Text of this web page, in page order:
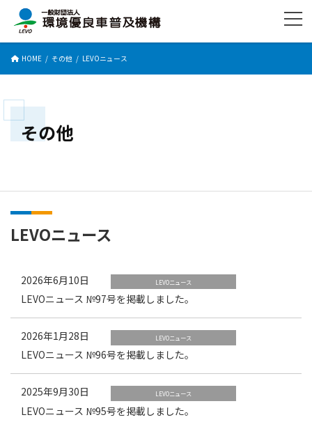
へ
キ
ッ
ョ
に
移
HOME その他 LEVOニュース
その他
LEVOニュース
2026年6月10日 LEVOニュース
LEVOニュース №97号を掲載しました。
2026年1月28日 LEVOニュース
LEVOニュース №96号を掲載しました。
2025年9月30日 LEVOニュース
LEVOニュース №95号を掲載しました。